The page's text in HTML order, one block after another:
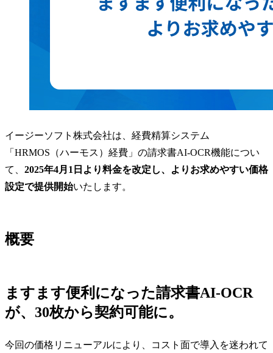
イージーソフト株式会社は、経費精算システム
「HRMOS（ハーモス）経費」の請求書AI-OCR機能につい
て、 2025年4月1日より料金を改定し、よりお求めやすい価格
設定で提供開始いたします。
概要
ますます便利になった請求書AI-OCR
が、30枚から契約可能に。
今回の価格リニューアルにより、コスト面で導入を迷われて